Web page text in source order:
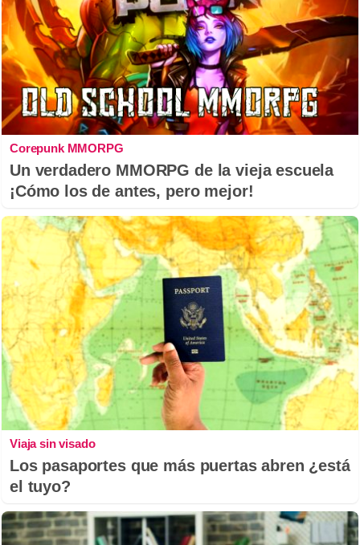
Corepunk MMORPG
Un verdadero MMORPG de la vieja escuela
¡Cómo los de antes, pero mejor!
Viaja sin visado
Los pasaportes que más puertas abren ¿está
el tuyo?